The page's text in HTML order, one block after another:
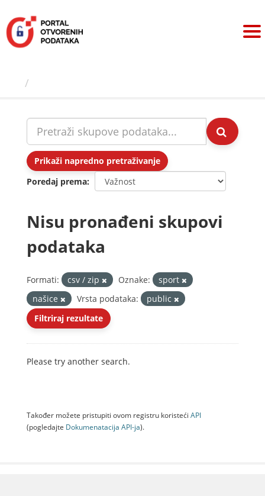
sadržaj
Prikaži napredno pretraživanje
Poredaj prema
Nisu pronađeni skupovi
podataka
Formati: csv / zip Oznake:
sport
našice
Vrsta podataka:
public
Filtriraj rezultate
Please try another search.
Također možete pristupiti ovom registru koristeći API
(pogledajte Dokumenаtаcijа API-jа).